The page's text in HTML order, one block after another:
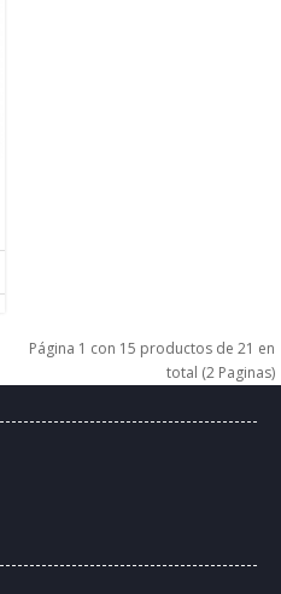
Página 1 con 15 productos de 21 en
total (2 Paginas)